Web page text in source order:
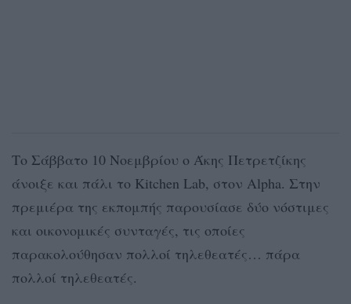
Το Σάββατο 10 Νοεμβρίου ο Άκης Πετρετζίκης
άνοιξε και πάλι το Kitchen Lab, στον Alpha. Στην
πρεμιέρα της εκπομπής παρουσίασε δύο νόστιμες
και οικονομικές συνταγές, τις οποίες
παρακολούθησαν πολλοί τηλεθεατές… πάρα
πολλοί τηλεθεατές.